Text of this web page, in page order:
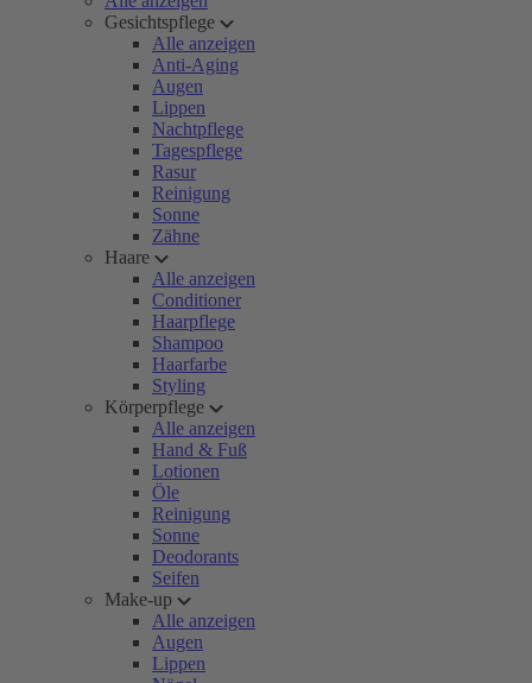
Gesichtspflege
Alle anzeigen
Anti-Aging
Augen
Lippen
Nachtpflege
Tagespflege
Rasur
Reinigung
Sonne
Zähne
Haare
Alle anzeigen
Conditioner
Haarpflege
Shampoo
Haarfarbe
Styling
Körperpflege
Alle anzeigen
Hand & Fuß
Lotionen
Öle
Reinigung
Sonne
Deodorants
Seifen
Make-up
Alle anzeigen
Augen
Lippen